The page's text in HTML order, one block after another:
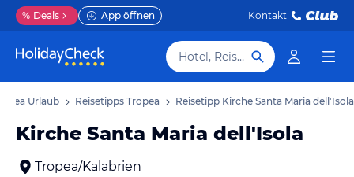
% Deals App öffnen Kontakt
Hotel, Reiseziel
Urlaub Reisetipps Tropea Reisetipp Kirche Santa Maria dell'Isola
Kirche Santa Maria dell'Isola
Tropea/Kalabrien